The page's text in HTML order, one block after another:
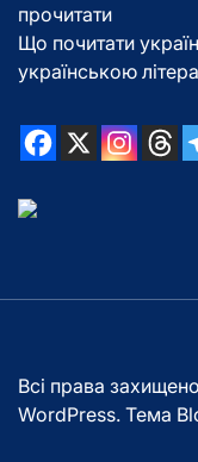
прочитати
Що почитати
українською
Всі права
WordPress. Тема